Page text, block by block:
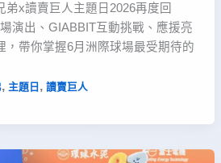
x讀賣巨人主題日2026再度回
演出、GIABBIT互動挑戰、應援亮
，帶你掌握6月洲際球場最受期待的
, 主題日 , 讀賣巨人